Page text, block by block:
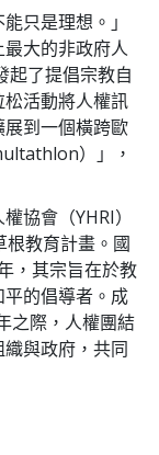
只是理想。」
大的非政府人
起了提倡宗教自
活動將人權訊
到一個橫跨歐
）」，
協會（YHRI）
根教育計畫。國
，其宗旨在於教
的倡導者。成
之際，人權團結
與政府，共同